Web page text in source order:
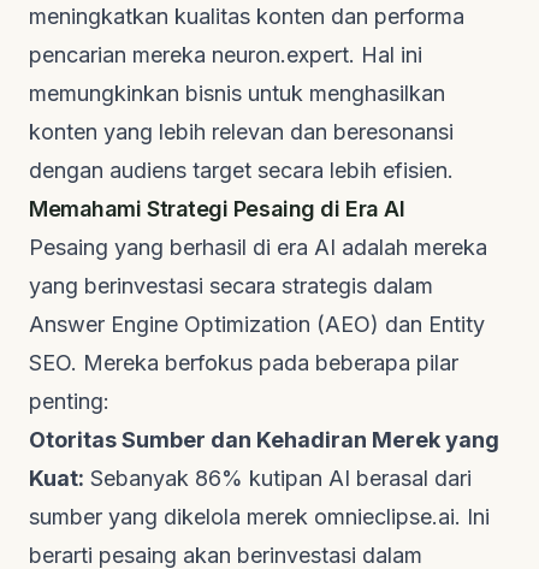
meningkatkan kualitas konten dan performa
pencarian mereka neuron.expert. Hal ini
memungkinkan bisnis untuk menghasilkan
konten yang lebih relevan dan beresonansi
dengan audiens target secara lebih efisien.
Memahami Strategi Pesaing di Era AI
Pesaing yang berhasil di era AI adalah mereka
yang berinvestasi secara strategis dalam
Answer Engine Optimization (AEO) dan Entity
SEO. Mereka berfokus pada beberapa pilar
penting:
Otoritas Sumber dan Kehadiran Merek yang
Kuat: Sebanyak 86% kutipan AI berasal dari
sumber yang dikelola merek omnieclipse.ai. Ini
berarti pesaing akan berinvestasi dalam